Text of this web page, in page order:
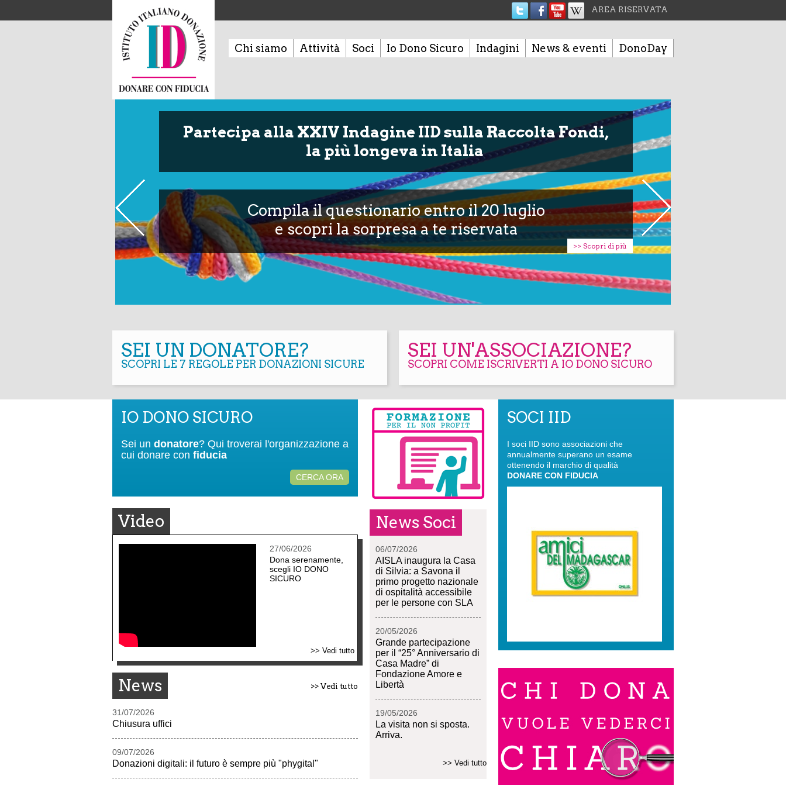
AREA RISERVATA
Chi siamo Attività Soci Io Dono Sicuro Indagini News & eventi DonoDay
Partecipa alla XXIV Indagine IID sulla Raccolta Fondi,
la più longeva in Italia
Compila il questionario entro il 20 luglio
e scopri la sorpresa a te riservata
>> Scopri di più
SEI UN DONATORE?
SCOPRI LE 7 REGOLE PER DONAZIONI SICURE
SEI UN'ASSOCIAZIONE?
SCOPRI COME ISCRIVERTI A IO DONO SICURO
IO DONO SICURO
Sei un donatore? Qui troverai l'organizzazione a
cui donare con fiducia
CERCA ORA
Video
27/06/2026
Dona serenamente,
scegli IO DONO
SICURO
>> Vedi tutto
News >> Vedi tutto
31/07/2026
Chiusura uffici
09/07/2026
Donazioni digitali: il futuro è sempre più "phygital"
News Soci
06/07/2026
AISLA inaugura la Casa
di Silvia: a Savona il
primo progetto nazionale
di ospitalità accessibile
per le persone con SLA
20/05/2026
Grande partecipazione
per il “25° Anniversario di
Casa Madre” di
Fondazione Amore e
Libertà
19/05/2026
La visita non si sposta.
Arriva.
>> Vedi tutto
SOCI IID
I soci IID sono associazioni che
annualmente superano un esame
ottenendo il marchio di qualità
DONARE CON FIDUCIA